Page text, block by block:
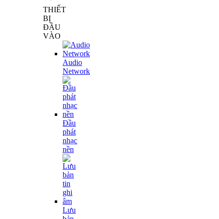
THIẾT
BỊ
ĐẦU
VÀO
Audio
Network
Đầu
phát
nhạc
nền
Lưu